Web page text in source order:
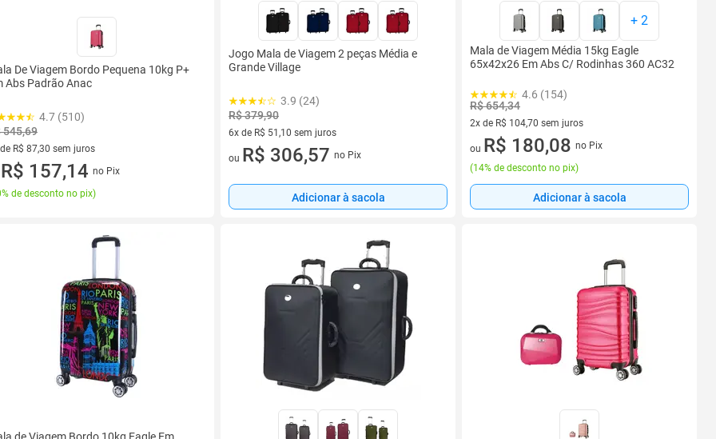
De Viagem Bordo Pequena 10kg P+
Abs Padrão Anac
4.7 (510)
545,69
R$ 87,30 sem juros
de R$ 87,30 sem juros
R$ 157,14 no Pix
de desconto no pix)
Jogo Mala de Viagem 2 peças Média e
Grande Village
3.9 (24)
R$ 379,90
6x de R$ 51,10 sem juros
6 vez de R$ 51,10 sem juros
ou R$ 306,57 no Pix
Adicionar à sacola
+ 2
Mala de Viagem Média 15kg Eagle
65x42x26 Em Abs C/ Rodinhas 360 AC32
4.6 (154)
R$ 654,34
2x de R$ 104,70 sem juros
2 vez de R$ 104,70 sem juros
ou R$ 180,08 no Pix
(14% de desconto no pix)
Adicionar à sacola